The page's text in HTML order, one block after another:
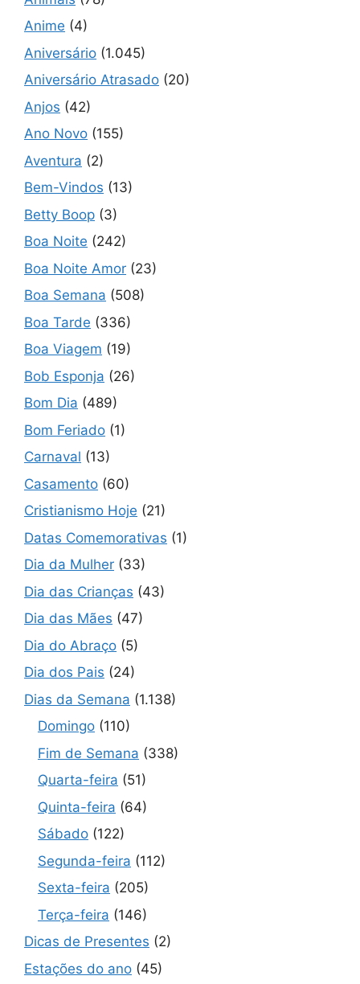
Anime (4)
Aniversário (1.045)
Aniversário Atrasado (20)
Anjos (42)
Ano Novo (155)
Aventura (2)
Bem-Vindos (13)
Betty Boop (3)
Boa Noite (242)
Boa Noite Amor (23)
Boa Semana (508)
Boa Tarde (336)
Boa Viagem (19)
Bob Esponja (26)
Bom Dia (489)
Bom Feriado (1)
Carnaval (13)
Casamento (60)
Cristianismo Hoje (21)
Datas Comemorativas (1)
Dia da Mulher (33)
Dia das Crianças (43)
Dia das Mães (47)
Dia do Abraço (5)
Dia dos Pais (24)
Dias da Semana (1.138)
Domingo (110)
Fim de Semana (338)
Quarta-feira (51)
Quinta-feira (64)
Sábado (122)
Segunda-feira (112)
Sexta-feira (205)
Terça-feira (146)
Dicas de Presentes (2)
Estações do ano (45)